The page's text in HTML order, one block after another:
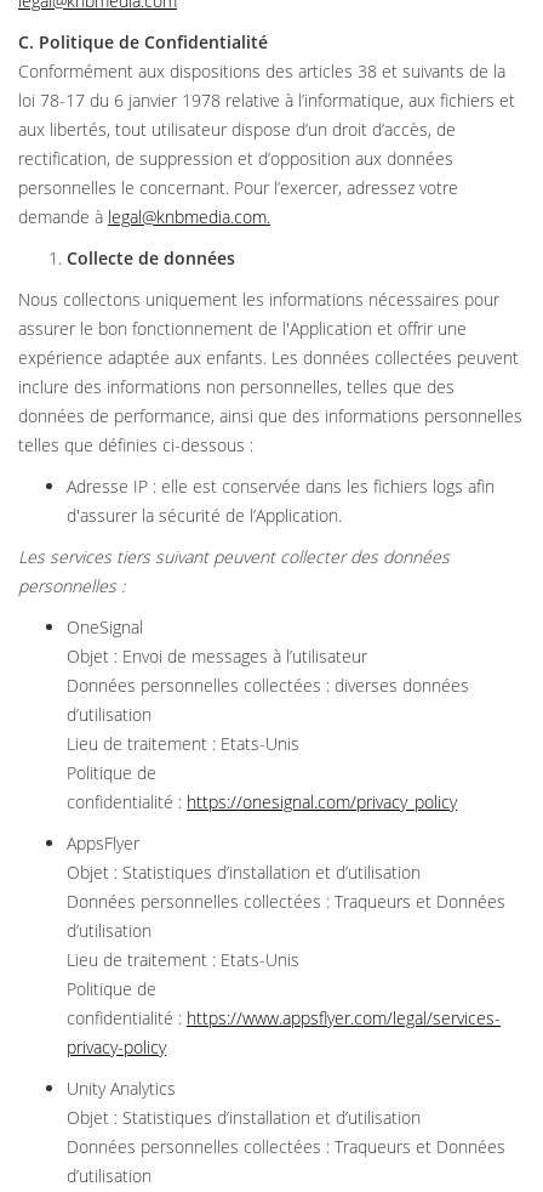
C. Politique de Confidentialité
Conformément aux dispositions des articles 38 et suivants de la
loi 78-17 du 6 janvier 1978 relative à l’informatique, aux fichiers et
aux libertés, tout utilisateur dispose d’un droit d’accès, de
rectification, de suppression et d’opposition aux données
personnelles le concernant. Pour l’exercer, adressez votre
demande à legal@knbmedia.com.
Collecte de données
Nous collectons uniquement les informations nécessaires pour
assurer le bon fonctionnement de l'Application et offrir une
expérience adaptée aux enfants. Les données collectées peuvent
inclure des informations non personnelles, telles que des
données de performance, ainsi que des informations personnelles
telles que définies ci-dessous :
Adresse IP : elle est conservée dans les fichiers logs afin
d'assurer la sécurité de l’Application.
Les services tiers suivant peuvent collecter des données
personnelles :
OneSignal
Objet : Envoi de messages à l’utilisateur
Données personnelles collectées : diverses données
d’utilisation
Lieu de traitement : Etats-Unis
Politique de
confidentialité : https://onesignal.com/privacy_policy
AppsFlyer
Objet : Statistiques d’installation et d’utilisation
Données personnelles collectées : Traqueurs et Données
d’utilisation
Lieu de traitement : Etats-Unis
Politique de
confidentialité : https://www.appsflyer.com/legal/services-
privacy-policy
Unity Analytics
Objet : Statistiques d’installation et d’utilisation
Données personnelles collectées : Traqueurs et Données
d’utilisation